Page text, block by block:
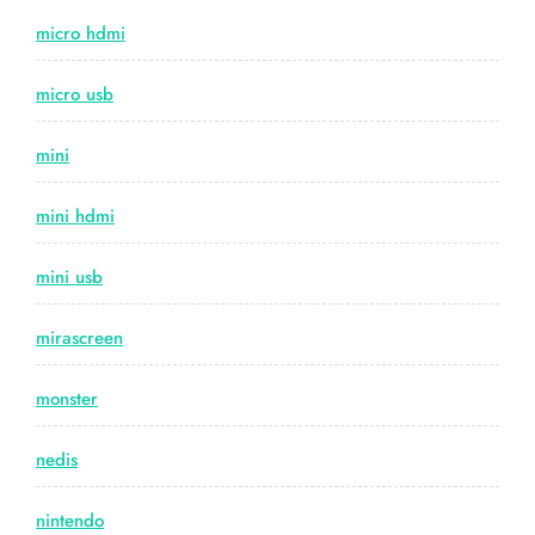
micro hdmi
micro usb
mini
mini hdmi
mini usb
mirascreen
monster
nedis
nintendo